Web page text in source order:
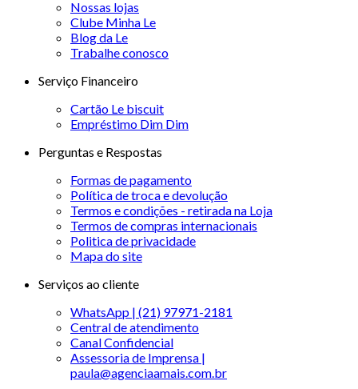
Nossas lojas
Clube Minha Le
Blog da Le
Trabalhe conosco
Serviço Financeiro
Cartão Le biscuit
Empréstimo Dim Dim
Perguntas e Respostas
Formas de pagamento
Política de troca e devolução
Termos e condições - retirada na Loja
Termos de compras internacionais
Politica de privacidade
Mapa do site
Serviços ao cliente
WhatsApp | (21) 97971-2181
Central de atendimento
Canal Confidencial
Assessoria de Imprensa |
paula@agenciaamais.com.br